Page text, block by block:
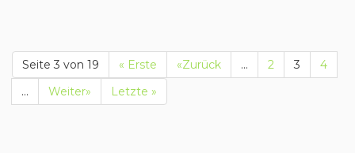
Seite 3 von 19 « Erste «Zurück ... 2 3
4
...
Weiter» Letzte »